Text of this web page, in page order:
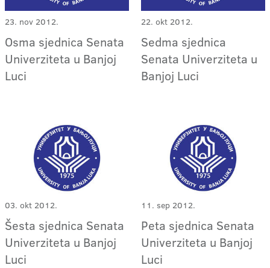
23. nov 2012.
Osma sjednica Senata
Univerziteta u Banjoj
Luci
22. okt 2012.
Sedma sjednica
Senata Univerziteta u
Banjoj Luci
03. okt 2012.
Šesta sjednica Senata
Univerziteta u Banjoj
Luci
11. sep 2012.
Peta sjednica Senata
Univerziteta u Banjoj
Luci